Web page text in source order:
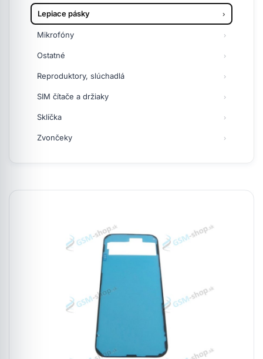
Lepiace pásky
Mikrofóny
Ostatné
Reproduktory, slúchadlá
SIM čítače a držiaky
Sklíčka
Zvončeky